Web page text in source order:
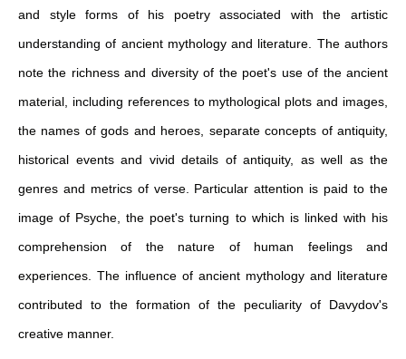
and style forms of his poetry associated with the artistic
understanding of ancient mythology and literature. The authors
note the richness and diversity of the poet's use of the ancient
material, including references to mythological plots and images,
the names of gods and heroes, separate concepts of antiquity,
historical events and vivid details of antiquity, as well as the
genres and metrics of verse. Particular attention is paid to the
image of Psyche, the poet's turning to which is linked with his
comprehension of the nature of human feelings and
experiences. The influence of ancient mythology and literature
contributed to the formation of the peculiarity of Davydov's
creative manner.